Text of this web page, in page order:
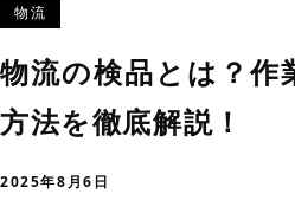
物流
物流の検品とは？作
方法を徹底解説！
2025年8月6日